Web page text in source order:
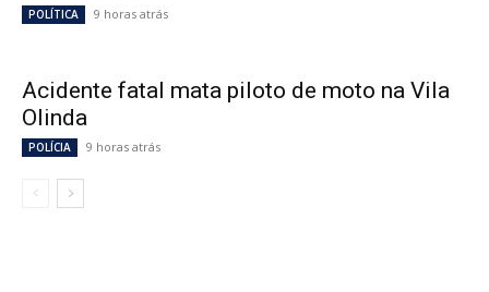
POLÍTICA 9 horas atrás
Acidente fatal mata piloto de moto na Vila
Olinda
POLÍCIA 9 horas atrás